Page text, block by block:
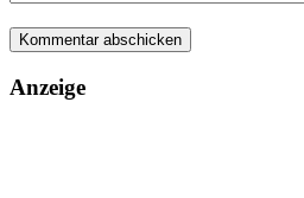
Anzeige